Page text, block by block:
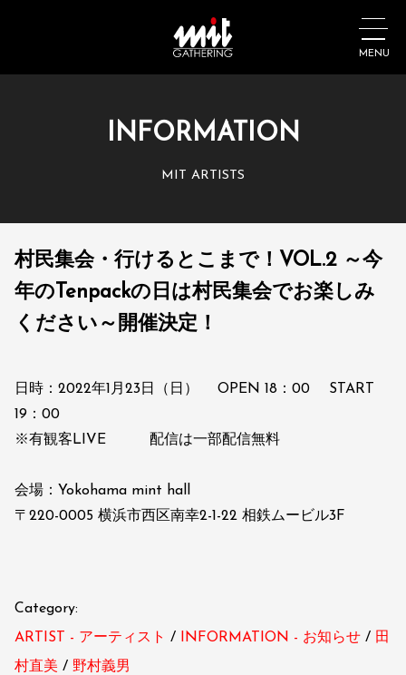
MENU
INFORMATION
MIT ARTISTS
村民集会・行けるとこまで！VOL.2 ～今
年のTenpackの日は村民集会でお楽しみ
ください～開催決定！
日時：2022年1月23日（日） OPEN 18：00 START
19：00
※有観客LIVE 配信は一部配信無料
会場：Yokohama mint hall
〒220-0005 横浜市西区南幸2-1-22 相鉄ムービル3F
Category:
ARTIST - アーティスト
INFORMATION - お知らせ
田
村直美
野村義男